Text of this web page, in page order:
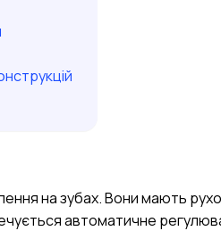
на зубах. Вони мають
автоматичне